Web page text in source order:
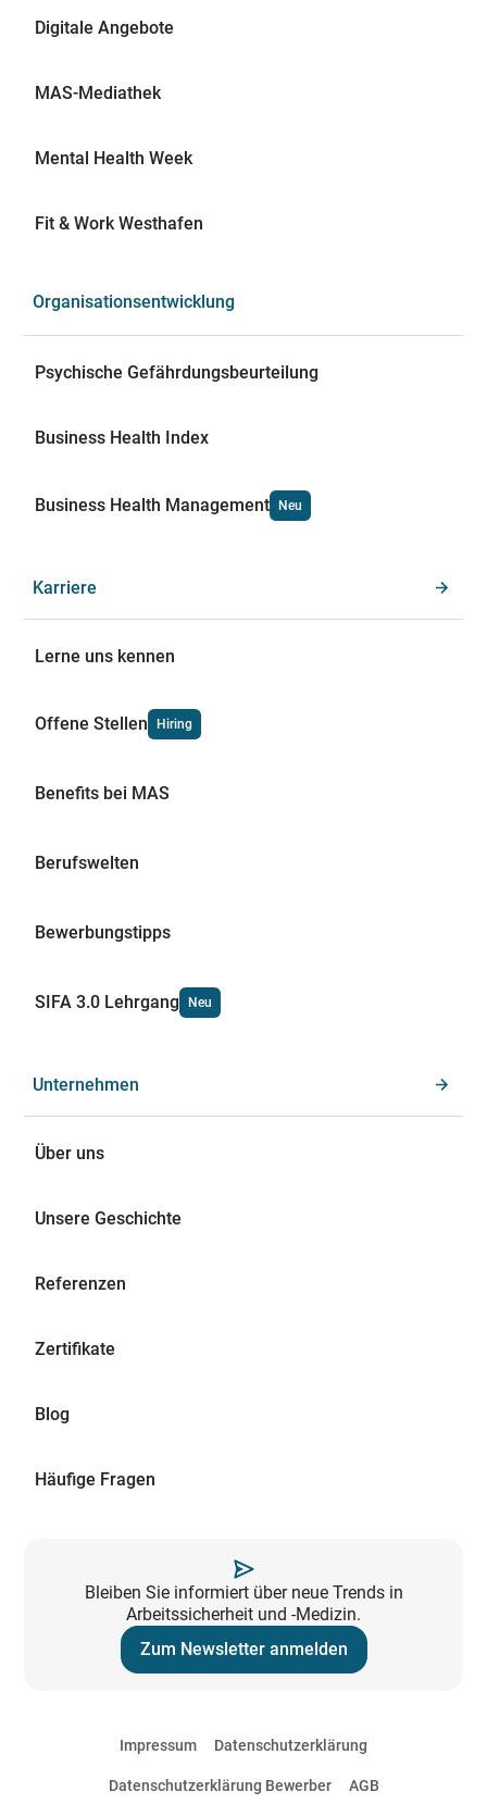
Digitale Angebote
MAS-Mediathek
Mental Health Week
Fit & Work Westhafen
Organisationsentwicklung
Psychische Gefährdungsbeurteilung
Business Health Index
Business Health Management Neu
Karriere
Lerne uns kennen
Offene Stellen Hiring
Benefits bei MAS
Berufswelten
Bewerbungstipps
SIFA 3.0 Lehrgang Neu
Unternehmen
Über uns
Unsere Geschichte
Referenzen
Zertifikate
Blog
Häufige Fragen
Bleiben Sie informiert über neue Trends in
Arbeitssicherheit und -Medizin.
Zum Newsletter anmelden
Impressum Datenschutzerklärung
Datenschutzerklärung Bewerber AGB